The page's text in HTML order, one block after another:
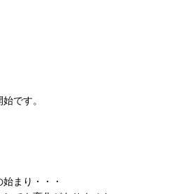
です。
まり・・・